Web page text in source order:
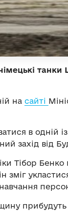
танки
на сайті
в одній
захід від
Тібор
зміг